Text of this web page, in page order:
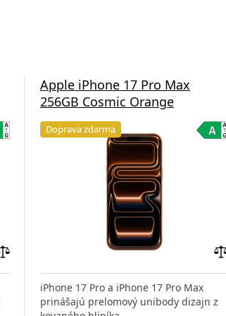
porovnania
Apple iPhone 17 Pro Max
256GB Cosmic Orange
Doprava zdarma
iPhone 17 Pro a iPhone 17 Pro Max
prinášajú prelomový unibody dizajn z